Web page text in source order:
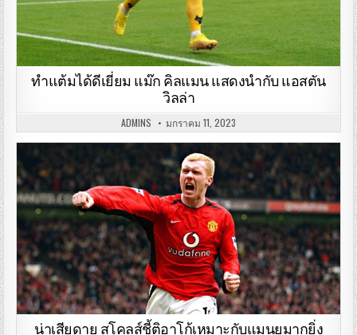
ทำแต้มได้ดีเยี่ยม แม๊ก คิลแมน แสดงนำกับ แอสตัน
วิลล่า
ADMINS มกราคม 11, 2023
น่าเสียดาย สโคลส์ชี้ติอาโก้เหมาะกับแมนยูมากยิ่ง